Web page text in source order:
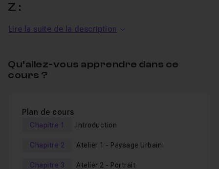
Z :
Ce que vous allez apprendre dans ce tuto :
Atelier 1 : Paysage urbain
– Retouche complète
d’une photo de ville, avec un focus sur les nouveautés
Atelier 3 : Portrait studio
en valeur des détails d’un portrait (yeux, bouche,
(outil "Retouch").
Atelier 3 : Paysage naturel
– Retouche d’une photo
Lire la suite de la description
Qu’allez-vous apprendre dans ce
cours ?
Plan de cours
Chapitre 1 Introduction
Chapitre 2 Atelier 1 - Paysage Urbain
Chapitre 3 Atelier 2 - Portrait